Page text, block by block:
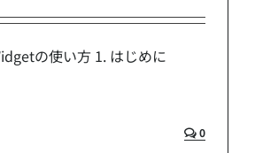
の使い方 1. はじめに
0